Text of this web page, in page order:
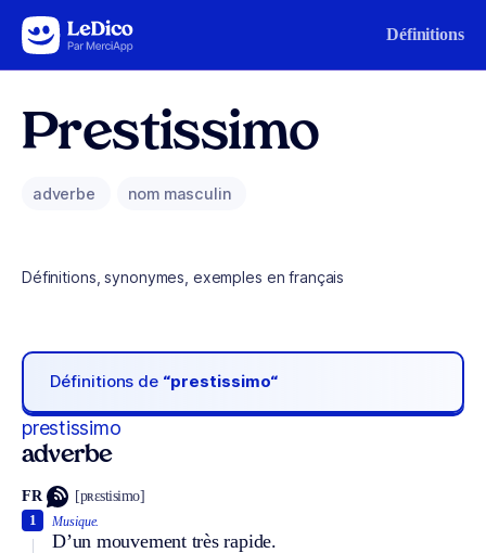
Aller au contenu Définitions
Prestissimo
adverbe nom masculin
Définitions, synonymes, exemples en français
Définitions de “prestissimo“
prestissimo
adverbe
FR [pʀɛstisimo]
Musique.
D’un mouvement très rapide.
1